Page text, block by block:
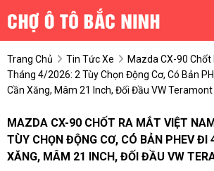
Trang Chủ Tin Tức Xe
Mazda CX-90
Tháng 4/2026: 2 Tùy Chọn Động Cơ, Có Bản
Cần Xăng, Mâm 21 Inch, Đối Đầu VW Teramont
MAZDA CX-90 CHỐT RA MẮT VIỆT
TÙY CHỌN ĐỘNG CƠ, CÓ BẢN PHEV ĐI
XĂNG, MÂM 21 INCH, ĐỐI ĐẦU VW